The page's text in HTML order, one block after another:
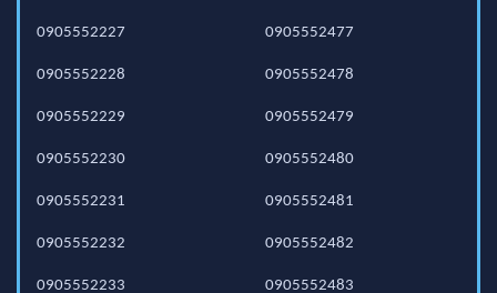
0905552227
0905552228
0905552229
0905552230
0905552231
0905552232
0905552233
0905552477
0905552478
0905552479
0905552480
0905552481
0905552482
0905552483